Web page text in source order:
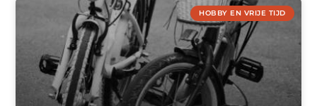
HOBBY EN VRIJE TIJD